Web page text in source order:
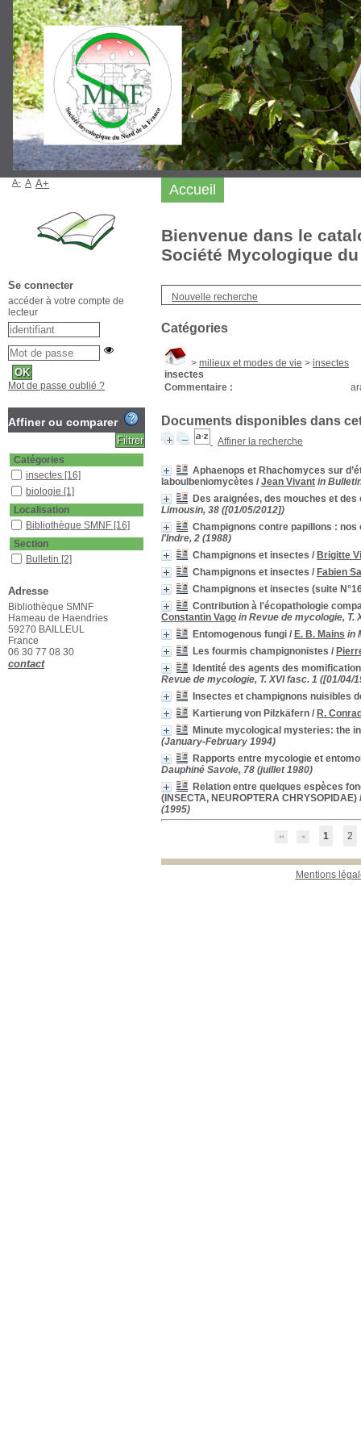
Bienvenue dans le
Société Mycologique
Nouvelle recherche
Catégories
> milieux et modes de vie > insectes
insectes
Commentaire :
Documents disponibles dans
Affiner la recherche
Aphaenops et Rhachomyces sur
laboulbeniomycètes / Jean Vivant in
Des araignées, des mouches et des
Limousin, 38 ([01/05/2012])
Champignons contre papillons : nos
l'Indre, 2 (1988)
Champignons et insectes / Brigitte
Champignons et insectes / Fabien
Champignons et insectes (suite
Contribution à l'écopathologie
Constantin Vago in Revue de mycologie, T.
Entomogenous fungi / E. B. Mains in
Les fourmis champignonistes /
Identité des agents des
Revue de mycologie, T. XVI fasc. 1 ([01/04/
Insectes et champignons nuisibles
Kartierung von Pilzkäfern / R.
Minute mycological mysteries: the
(January-February 1994)
Rapports entre mycologie et
Dauphiné Savoie, 78 (juillet 1980)
Relation entre quelques espèces
(INSECTA, NEUROPTERA CHRYSOPIDAE)
(1995)
1 2
Mentions
Accueil
A- A A+
Se connecter
accéder à votre compte de
lecteur
Mot de passe oublié ?
Affiner ou comparer
Catégories
insectes [16]
biologie [1]
Localisation
Bibliothèque SMNF [16]
Section
Bulletin [2]
(étagère A)
Revues étrangères
(étagère B)[1]
Revues françaises
(étagère D)
Adresse
Bibliothèque SMNF
Hameau de Haendries
59270 BAILLEUL
France
06 30 77 08 30
contact